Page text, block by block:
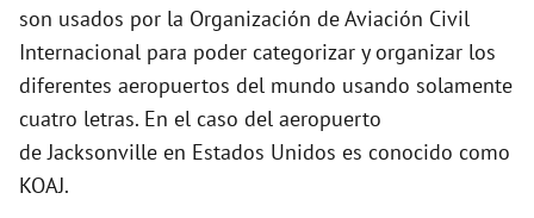
son usados por la Organización de Aviación Civil
Internacional para poder categorizar y organizar los
diferentes aeropuertos del mundo usando solamente
cuatro letras. En el caso del aeropuerto
de Jacksonville en Estados Unidos es conocido como
KOAJ.